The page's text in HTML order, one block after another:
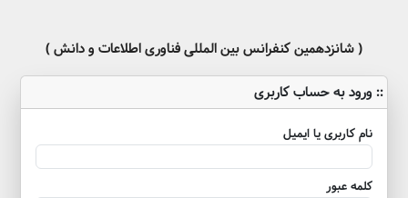
( شانزدهمین کنفرانس بین المللی فناوری اطلاعات و دانش )
:: ورود به حساب کاربری
نام کاربری یا ایمیل
کلمه عبور